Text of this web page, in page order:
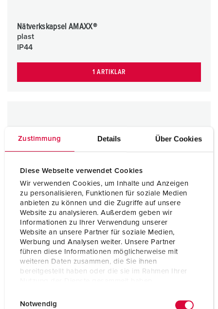
Zustimmung Details Über Cookies
Diese Webseite verwendet Cookies
Wir verwenden Cookies, um Inhalte und Anzeigen
zu personalisieren, Funktionen für soziale Medien
anbieten zu können und die Zugriffe auf unsere
Website zu analysieren. Außerdem geben wir
Informationen zu Ihrer Verwendung unserer
Website an unsere Partner für soziale Medien,
Werbung und Analysen weiter. Unsere Partner
führen diese Informationen möglicherweise mit
weiteren Daten zusammen, die Sie ihnen
bereitgestellt haben oder die sie im Rahmen Ihrer
Notwendig
Nätverkskapsel AMAXX®
plast
IP44
1 ARTIKLAR